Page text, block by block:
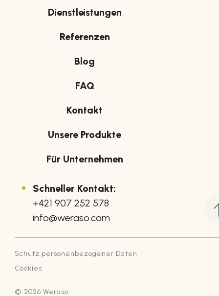
Dienstleistungen
Referenzen
Blog
FAQ
Kontakt
Unsere Produkte
Für Unternehmen
Schneller Kontakt:
+421 907 252 578
info@weraso.com
© 2026 Weraso
Schutz personenbezogener Daten
Cookies